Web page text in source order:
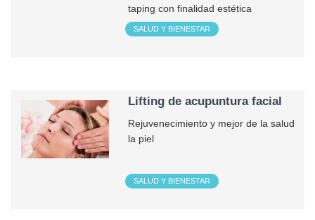
taping con finalidad estética
SALUD Y BIENESTAR
Lifting de acupuntura facial
Rejuvenecimiento y mejor de la salud
la piel
SALUD Y BIENESTAR